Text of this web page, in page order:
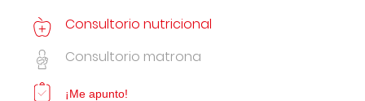
Consultorio nutricional
Consultorio matrona
¡Me apunto!